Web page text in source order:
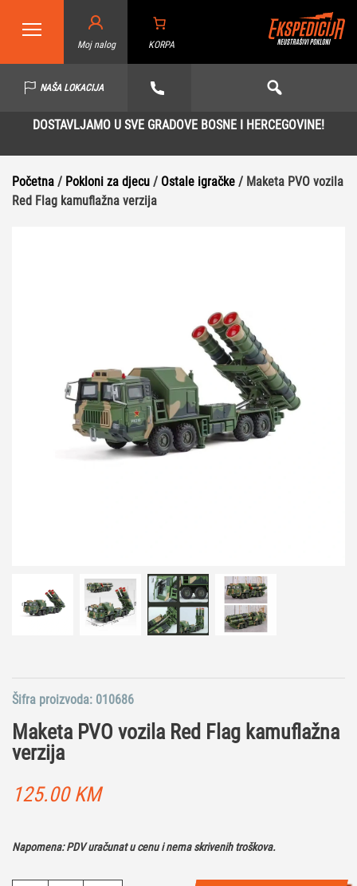
Moj nalog KORPA
NAŠA LOKACIJA
DOSTAVLJAMO U SVE GRADOVE BOSNE I HERCEGOVINE!
Početna / Pokloni za djecu / Ostale igračke / Maketa PVO vozila
Red Flag kamuflažna verzija
Maketa PVO vozila Red Flag kamuflažna
verzija
125.00 KM
Napomena: PDV uračunat u cenu i nema skrivenih troškova.
Šifra proizvoda: 010686